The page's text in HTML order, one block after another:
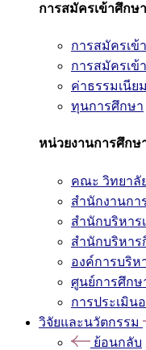
การสมัครเข้าศึกษา
การสมัครเ
การสมัครเ
ค่าธรรมเนีย
ทุนการศึกษา
หน่วยงานการศึกษ
คณะ วิทยาลั
สำนักงานกา
สำนักบริหาร
สำนักบริหาร
องค์การบริห
ศูนย์การศึกษ
การประเมิน
วิจัยและนวัตกรรม
ย้อนกลับ